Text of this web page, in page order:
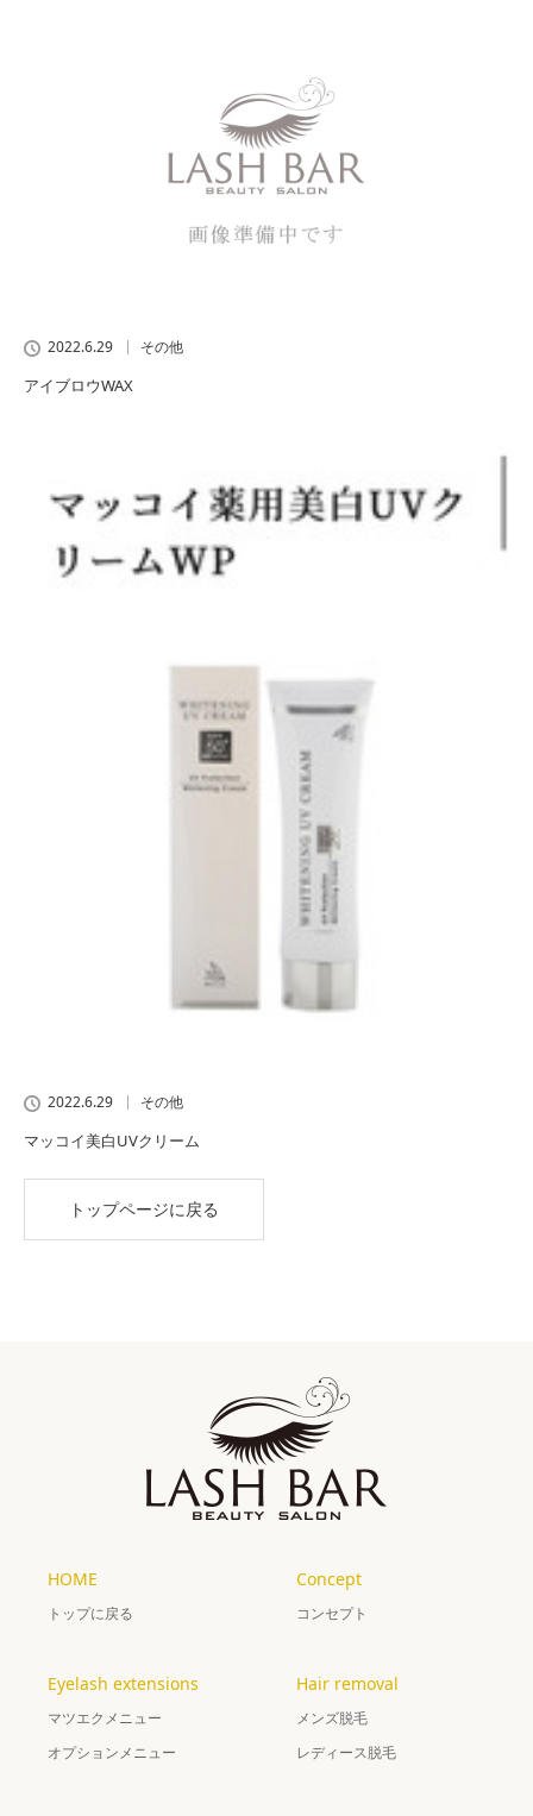
2022.6.29 その他
アイブロウWAX
2022.6.29 その他
マッコイ美白UVクリーム
トップページに戻る
HOME
トップに戻る
Concept
コンセプト
Eyelash extensions
マツエクメニュー
オプションメニュー
Hair removal
メンズ脱毛
レディース脱毛